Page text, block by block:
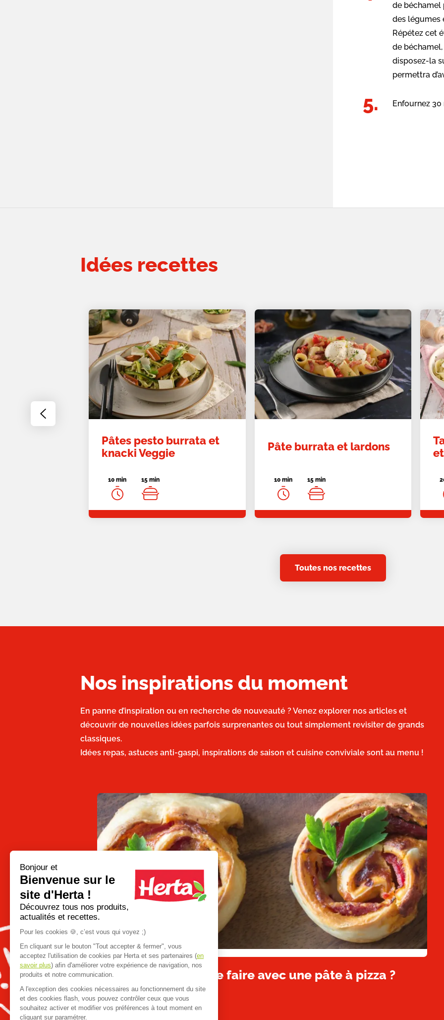
de béchamel
des légumes
Répétez cet
de
disposez-la
permettra
Enfournez
Idées recettes
Go
to
Pâtes pesto burrata et
knacki Veggie
10 min 15 min
Pâte burrata et lardons
10 min 15 min
Toutes nos recettes
Nos inspirations du moment
En panne d’inspiration ou en recherche de nouveauté ? Venez explorer nos articles et
découvrir de nouvelles idées parfois surprenantes ou tout simplement revisiter de grands
classiques.
Idées repas, astuces anti-gaspi, inspirations de saison et cuisine conviviale sont au menu !
Go
to
previous
slide
Apéro dînatoire : que faire avec une pâte à pizza ?
Bonjour et
Bienvenue sur le
site d'Herta !
Découvrez tous nos produits,
actualités et recettes.
Pour les cookies 🍪, c’est vous qui voyez ;)
En cliquant sur le bouton "Tout accepter & fermer", vous
acceptez l'utilisation de cookies par Herta et ses partenaires (en
savoir plus) afin d'améliorer votre expérience de navigation, nos
produits et notre communication.
A l'exception des cookies nécessaires au fonctionnement du site
et des cookies flash, vous pouvez contrôler ceux que vous
souhaitez activer et modifier vos préférences à tout moment en
cliquant sur paramétrer.